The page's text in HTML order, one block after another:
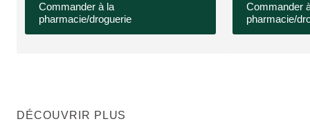
Commander à la
pharmacie/droguerie
Commander
pharmacie/
DÉCOUVRIR PLUS